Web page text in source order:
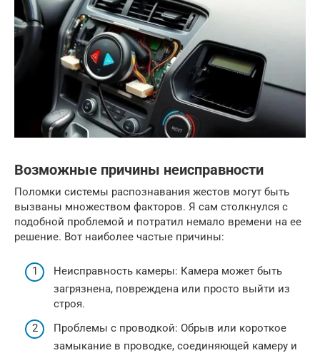
Возможные причины неисправности
Поломки системы распознавания жестов могут быть
вызваны множеством факторов. Я сам столкнулся с
подобной проблемой и потратил немало времени на ее
решение. Вот наиболее частые причины:
Неисправность камеры: Камера может быть
загрязнена, повреждена или просто выйти из
строя.
Проблемы с проводкой: Обрыв или короткое
замыкание в проводке, соединяющей камеру и